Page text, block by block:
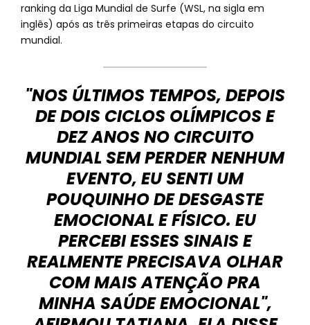
ranking da Liga Mundial de Surfe (WSL, na sigla em
inglês) após as três primeiras etapas do circuito
mundial.
"NOS ÚLTIMOS TEMPOS, DEPOIS
DE DOIS CICLOS OLÍMPICOS E
DEZ ANOS NO CIRCUITO
MUNDIAL SEM PERDER NENHUM
EVENTO, EU SENTI UM
POUQUINHO DE DESGASTE
EMOCIONAL E FÍSICO. EU
PERCEBI ESSES SINAIS E
REALMENTE PRECISAVA OLHAR
COM MAIS ATENÇÃO PRA
MINHA SAÚDE EMOCIONAL",